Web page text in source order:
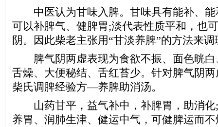
中医认为甘味入脾。甘味具有能补、能
可以补脾气、健脾胃;淡代表性质平和，也
阴。因此柴老主张用“甘淡养脾”的方法来
脾气阴两虚表现为食欲不振、面色晄白
舌燥、大便秘结、舌红苔少。针对脾气阴
柴氏调脾经验方—养脾助消汤。
山药甘平，益气补中，补脾胃，助消化;
养胃、润肺生津、健运中气，可健脾运而